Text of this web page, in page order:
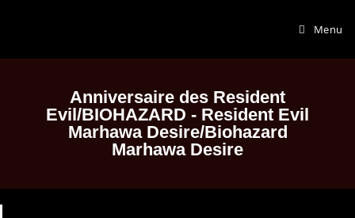
Menu
Anniversaire des Resident
Evil/BIOHAZARD - Resident Evil
Marhawa Desire/Biohazard
Marhawa Desire